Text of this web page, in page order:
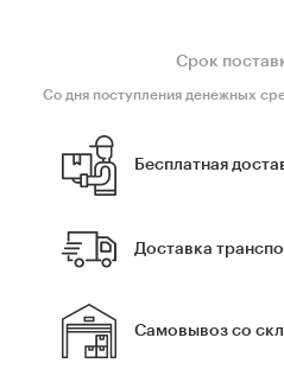
Срок
Со дня поступления денежных
Бесплатная
Доставка
Самовывоз со